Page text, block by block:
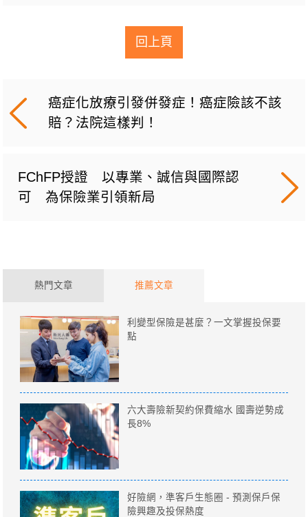
回上頁
癌症化放療引發併發症！癌症險該不該
賠？法院這樣判！
FChFP授證 以專業、誠信與國際認
可 為保險業引領新局
熱門文章 推薦文章
利變型保險是甚麼？一文掌握投保要
點
六大壽險新契約保費縮水 國壽逆勢成
長8%
好險網，準客戶生態圈 - 預測保戶保
險興趣及投保熱度